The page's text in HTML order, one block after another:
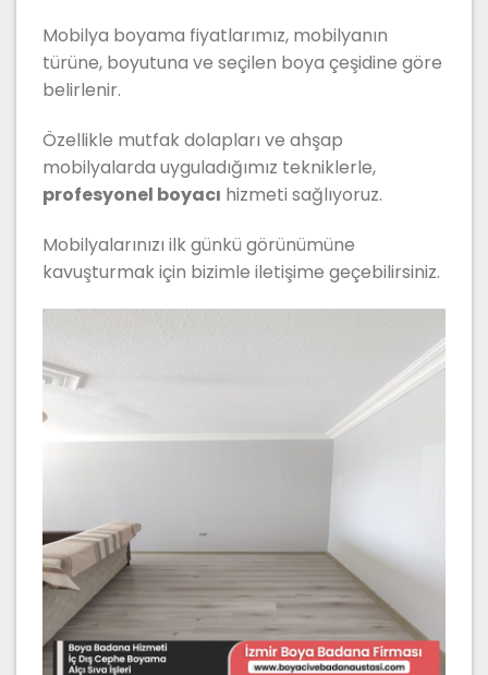
Mobilya boyama fiyatlarımız, mobilyanın
türüne, boyutuna ve seçilen boya çeşidine göre
belirlenir.
Özellikle mutfak dolapları ve ahşap
mobilyalarda uyguladığımız tekniklerle,
profesyonel boyacı hizmeti sağlıyoruz.
Mobilyalarınızı ilk günkü görünümüne
kavuşturmak için bizimle iletişime geçebilirsiniz.